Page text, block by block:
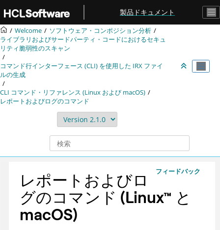
メインコンテンツにジャンプ
製品ドキュメント
Welcome
ソフトウェア・コンポジション分析
ライブラリおよびサードパーティ・コードにおけるセキュ
リティ脆弱性のスキャン
コマンド行インターフェース (CLI) を使用した IRX ファイ
ルの生成
CLI コマンド・リファレンス (Linux および macOS)
レポートおよびログのコマンド
フィードバック
レポートおよびロ
グのコマンド (Linux™ と
macOS)